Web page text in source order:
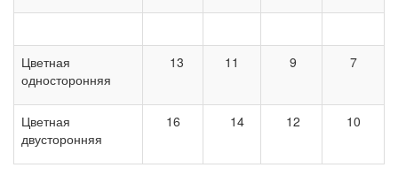
Цветная
односторонняя
13 11 9 7
Цветная
двусторонняя
16 14 12 10